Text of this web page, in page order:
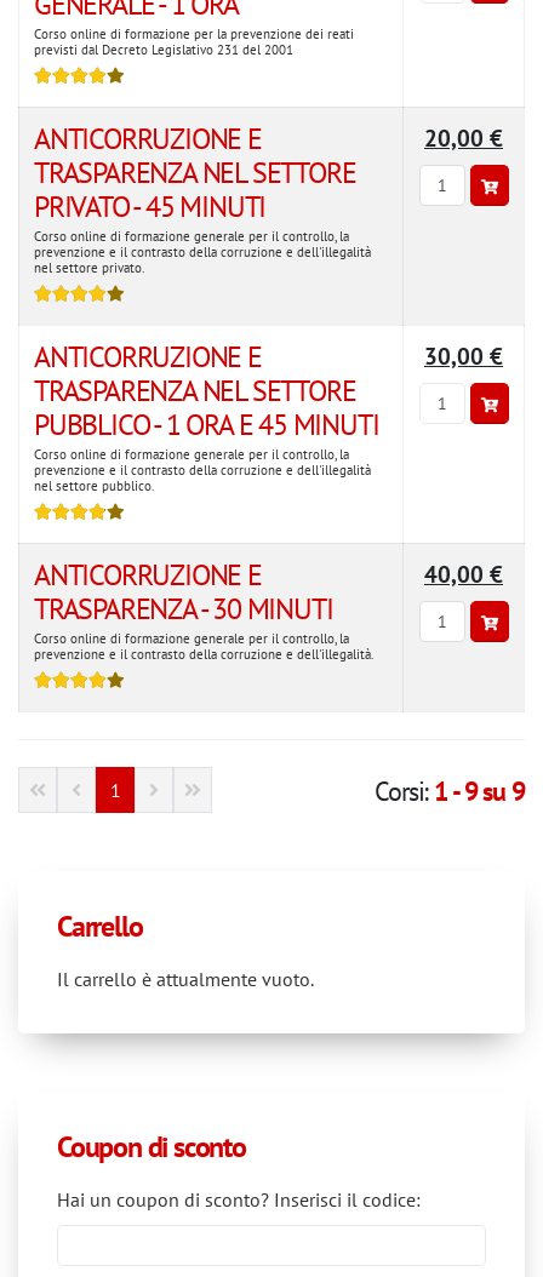
Corso online di formazione per la prevenzione dei reati
previsti dal Decreto Legislativo 231 del 2001
ANTICORRUZIONE E
TRASPARENZA NEL SETTORE
PRIVATO - 45 MINUTI
Corso online di formazione generale per il controllo, la
prevenzione e il contrasto della corruzione e dell'illegalità
nel settore privato.
20,00 €
ANTICORRUZIONE E
TRASPARENZA NEL SETTORE
PUBBLICO - 1 ORA E 45 MINUTI
Corso online di formazione generale per il controllo, la
prevenzione e il contrasto della corruzione e dell'illegalità
nel settore pubblico.
30,00 €
ANTICORRUZIONE E
TRASPARENZA - 30 MINUTI
Corso online di formazione generale per il controllo, la
prevenzione e il contrasto della corruzione e dell'illegalità.
40,00 €
1 Corsi:1 - 9 su 9
Carrello
Il carrello è attualmente vuoto.
Coupon di sconto
Hai un coupon di sconto? Inserisci il codice:
Benvenuto!Seleziona le
preferenze relative ai cookie
In questo sito web utilizziamo i cookie per personalizzare i
contenuti delle pagine e gli eventuali annunci
pubblicitari/banner, fornire le funzioni dei social network e
analizzare il traffico verso i nostri server. Forniamo anche
informazioni sul modo in cui utilizzi il nostro sito ai nostri
partner e/o fornitori che si occupano di analisi dei dati di
navigazione e pubblicità, i quali potrebbero altresì
combinarle con ulteriori informazioni che hai fornito loro
o che hanno raccolto in base al tuo utilizzo dei loro servizi.
Per maggiori informazioni prendere visione della
cookie
policy.
Impostazioni